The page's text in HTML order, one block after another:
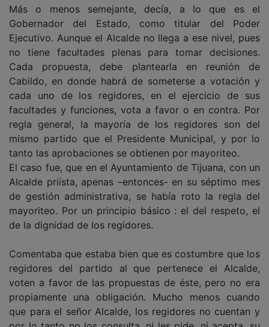
Más o menos semejante, decía, a lo que es el
Gobernador del Estado, como titular del Poder
Ejecutivo. Aunque el Alcalde no llega a ese nivel, pues
no tiene facultades plenas para tomar decisiones.
Cada propuesta, debe plantearla en reunión de
Cabildo, en donde habrá de someterse a votación y
cada uno de los regidores, en el ejercicio de sus
facultades y funciones, vota a favor o en contra. Por
regla general, la mayoría de los regidores son del
mismo partido que el Presidente Municipal, y por lo
tanto las aprobaciones se obtienen por mayoriteo.
El caso fue, que en el Ayuntamiento de Tijuana, con un
Alcalde priísta, apenas –entonces- en su séptimo mes
de gestión administrativa, se había roto la regla del
mayoriteo. Por un principio básico : el del respeto, el
de la dignidad de los regidores.
Comentaba que estaba bien que es costumbre que los
regidores del partido al que pertenece el Alcalde,
voten a favor de las propuestas de éste, pero no era
propiamente una obligación. Mucho menos cuando
que para el señor Alcalde, los regidores no cuentan y